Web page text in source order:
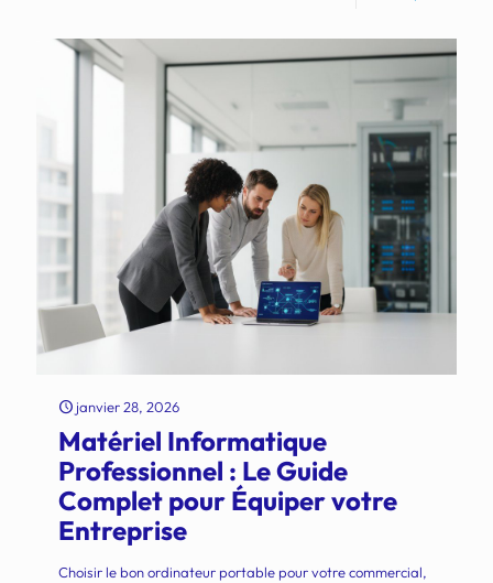
janvier 28, 2026
Matériel Informatique
Professionnel : Le Guide
Complet pour Équiper votre
Entreprise
Choisir le bon ordinateur portable pour votre commercial,